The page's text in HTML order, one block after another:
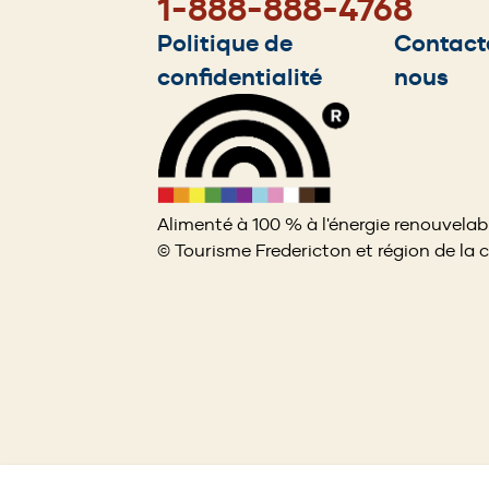
1-888-888-4768
Footer
menu
Politique de
confidentialité
nous
Alimenté à 100 % à l'énergie
© Tourisme Fredericton et région de la